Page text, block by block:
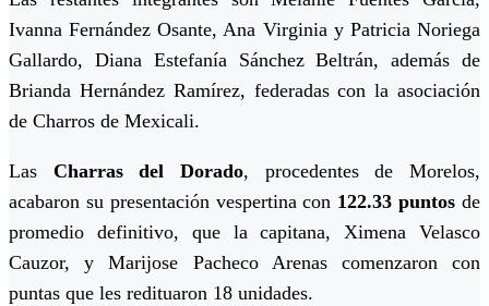
Ivanna Fernández Osante, Ana Virginia y Patricia Noriega
Gallardo, Diana Estefanía Sánchez Beltrán, además de
Brianda Hernández Ramírez, federadas con la asociación
de Charros de Mexicali.
Las Charras del Dorado, procedentes de Morelos,
acabaron su presentación vespertina con 122.33 puntos de
promedio definitivo, que la capitana, Ximena Velasco
Cauzor, y Marijose Pacheco Arenas comenzaron con
puntas que les redituaron 18 unidades.